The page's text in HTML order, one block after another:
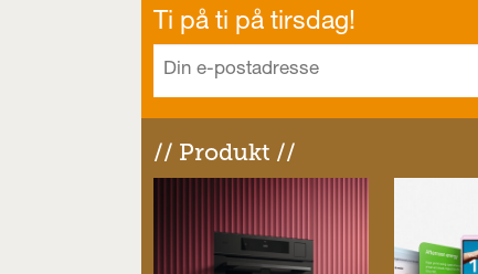
Ti på ti på tirsdag!
// Produkt //